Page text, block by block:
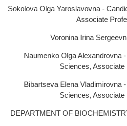
Sokolova Olga Yaroslavovna -
Associate
Voronina Irina
Naumenko Olga Alexandrovna
Sciences, Associate
Bibartseva Elena Vladimirovna
Sciences, Associate
DEPARTMENT OF